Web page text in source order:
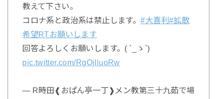
教えて下さい。
コロナ系と政治系は禁止します。#大喜利 #拡散
希望RTお願いします
回答よろしくお願いします。( ´_ゝ`)
pic.twitter.com/RgOjIluoRw
— R時田❰おぱん亭一丁❱メン教第三十九茹で場